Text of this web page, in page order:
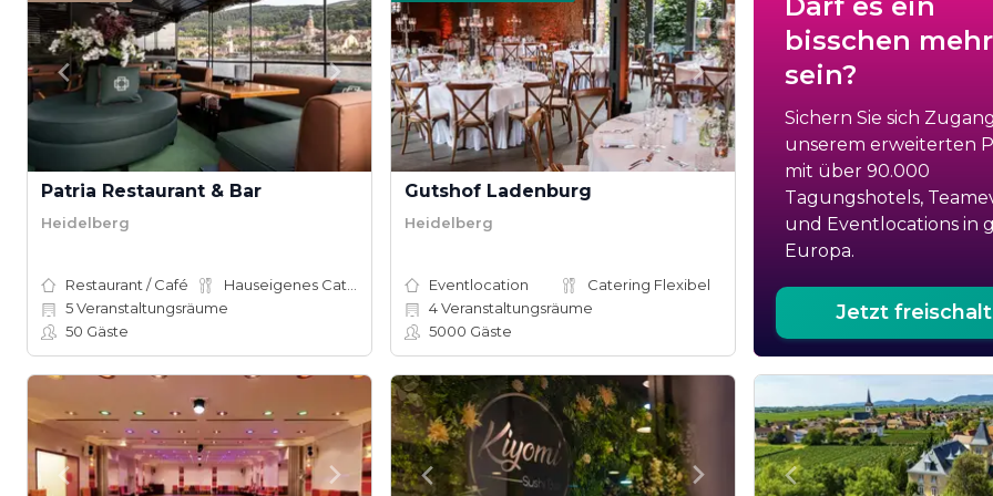
Patria Restaurant & Bar
Heidelberg
Restaurant / Café
5Veranstaltungsräume
50 Gäste
Gutshof Ladenburg
Heidelberg
Eventlocation
Catering Flexibel
4Veranstaltungsräume
5000 Gäste
bisschen mehr
sein?
Sichern Sie sich
unserem erweiterten
mit über 90.000
Tagungshotels,
und Eventlocations in
Europa.
Jetzt